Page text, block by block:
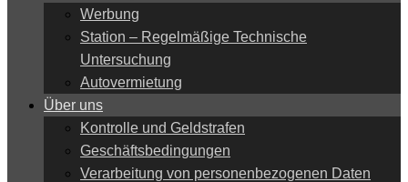
Werbung
Station – Regelmäßige Technische
Untersuchung
Autovermietung
Über uns
Kontrolle und Geldstrafen
Geschäftsbedingungen
Verarbeitung von personenbezogenen Daten